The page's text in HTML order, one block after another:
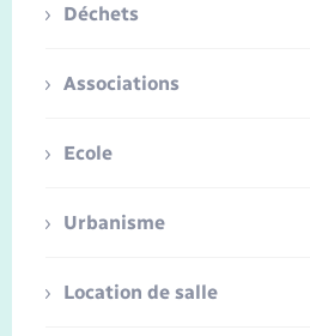
Déchets
Associations
Ecole
Urbanisme
Location de salle